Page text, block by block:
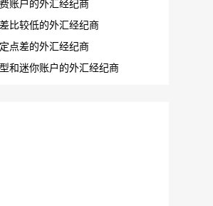
比较低的外汇经纪商
点差的外汇经纪商
和迷你账户的外汇经纪商